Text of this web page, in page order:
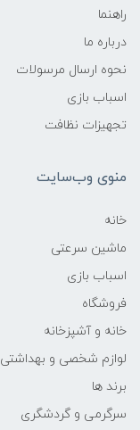
راهنما
درباره ما
نحوه ارسال مرسولات
اسباب بازی
تجهیزات نظافت
منوی وب‌سایت
خانه
ماشین سرعتی
اسباب بازی
فروشگاه
خانه و آشپزخانه
لوازم شخصی و بهداشتی
برند ها
سرگرمی و گردشگری